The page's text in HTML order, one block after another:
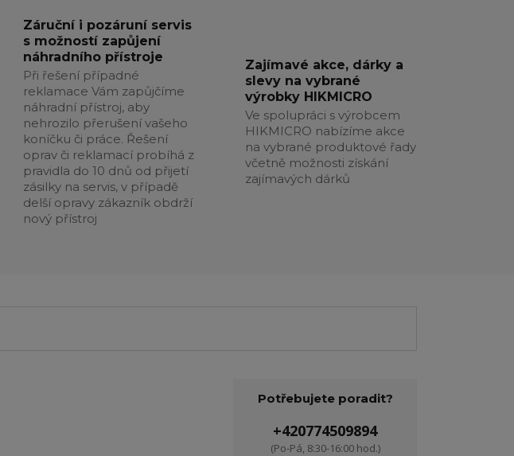
Záruční i pozáruní servis
s možností zapůjení
náhradního přístroje
Při řešení případné
reklamace Vám zapůjčíme
náhradní přístroj, aby
nehrozilo přerušení vašeho
koníčku či práce. Řešení
oprav či reklamací probíhá z
pravidla do 10 dnů od přijetí
zásilky na servis, v případě
delší opravy zákazník obdrží
nový přístroj
Zajímavé akce, dárky a
slevy na vybrané
výrobky HIKMICRO
Ve spolupráci s výrobcem
HIKMICRO nabízíme akce
na vybrané produktové řady
včetně možnosti získání
zajímavých dárků
Potřebujete poradit?
+420774509894
(Po-Pá, 8:30-16:00 hod.)